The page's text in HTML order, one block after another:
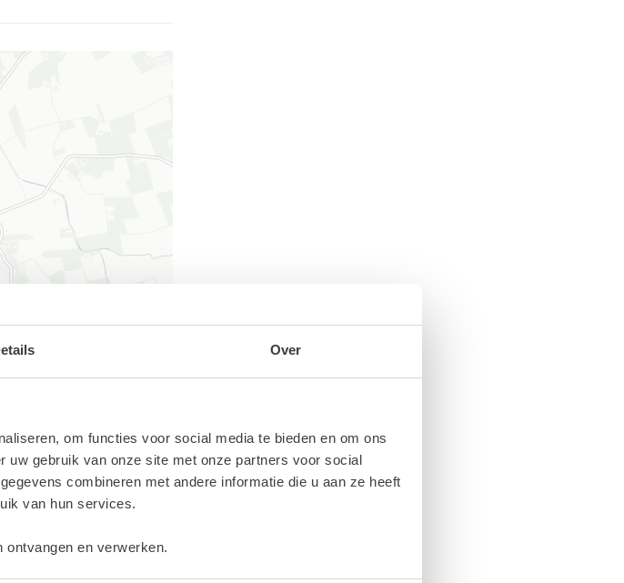
Over
om functies voor social media te bieden en om ons
gebruik van onze site met onze partners voor social
combineren met andere informatie die u aan ze heeft
van hun services.
ontvangen en verwerken.